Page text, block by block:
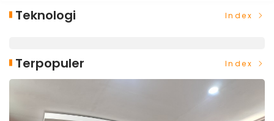
Teknologi Index
Terpopuler Index